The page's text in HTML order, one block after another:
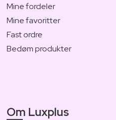
Mine fordeler
Mine favoritter
Fast ordre
Bedøm produkter
Om Luxplus